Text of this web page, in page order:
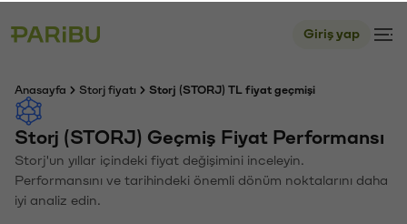
Giriş yap
Anasayfa Storj fiyatı Storj (STORJ) TL fiyat geçmişi
Storj (STORJ) Geçmiş Fiyat Performansı
Storj'un yıllar içindeki fiyat değişimini inceleyin.
Performansını ve tarihindeki önemli dönüm noktalarını daha
iyi analiz edin.